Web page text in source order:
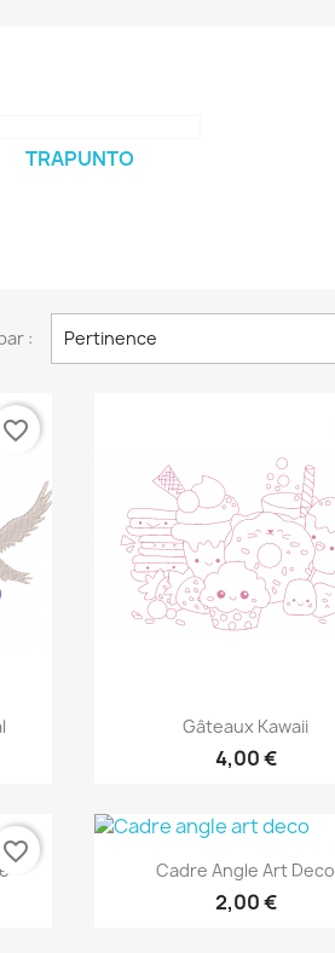
TRAPUNTO
: Pertinence
favorite_border
Aperçu rapide
Gâteaux Kawaii
4,00 €
favorite_border Aperçu rapide
Cadre Angle Art Deco
2,00 €